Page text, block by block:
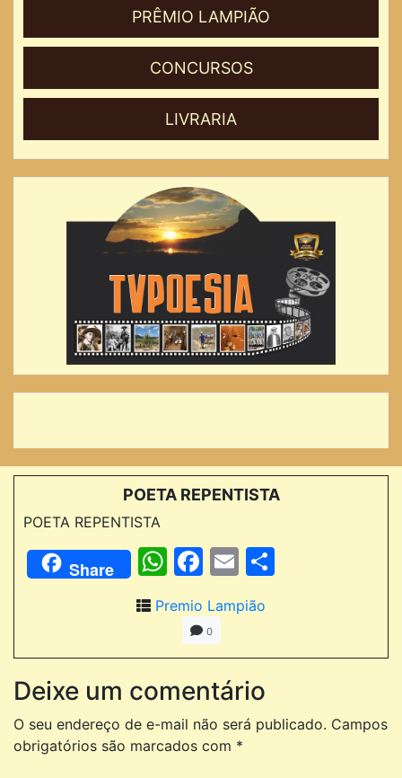
PRÊMIO LAMPIÃO
CONCURSOS
LIVRARIA
POETA REPENTISTA
POETA REPENTISTA
Share WhatsApp
Facebook
Email
Premio Lampião
0
Deixe um comentário
O seu endereço de e-mail não será publicado. Campos
obrigatórios são marcados com *